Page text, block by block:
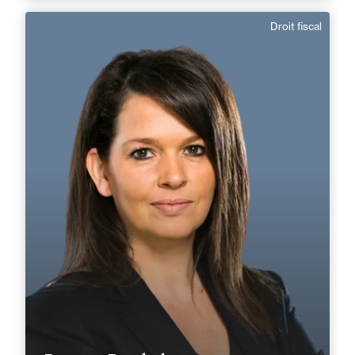
Droit fiscal
Rozenn Berthelot
Langue(s) parlé(es) :
Anglais
Domaine d’expertises :
+33 2 40 14 26 00
rozenn.berthelot@fidal.com
En savoir plus